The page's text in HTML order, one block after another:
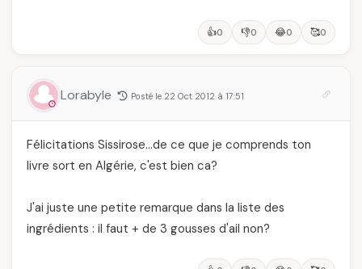
👍0 👎0 😂0 🥰0
Lorabyle Posté le 22 Oct 2012 à 17:51
Félicitations Sissirose…de ce que je comprends ton
livre sort en Algérie, c'est bien ca?
J'ai juste une petite remarque dans la liste des
ingrédients : il faut + de 3 gousses d'ail non?